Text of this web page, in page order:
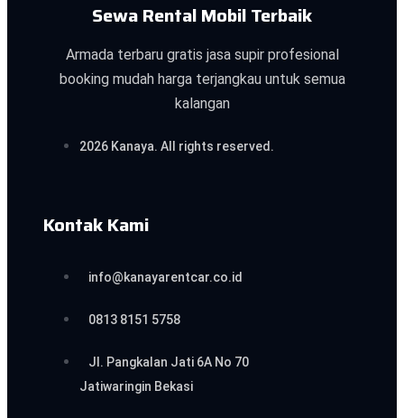
Sewa Rental Mobil Terbaik
Armada terbaru gratis jasa supir profesional
booking mudah harga terjangkau untuk semua
kalangan
2026 Kanaya. All rights reserved.
Kontak Kami
info@kanayarentcar.co.id
0813 8151 5758
Jl. Pangkalan Jati 6A No 70
Jatiwaringin Bekasi